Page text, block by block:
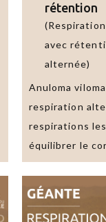
rétention
avec
alternée)
Anuloma
respiration
respirations
équilibrer le